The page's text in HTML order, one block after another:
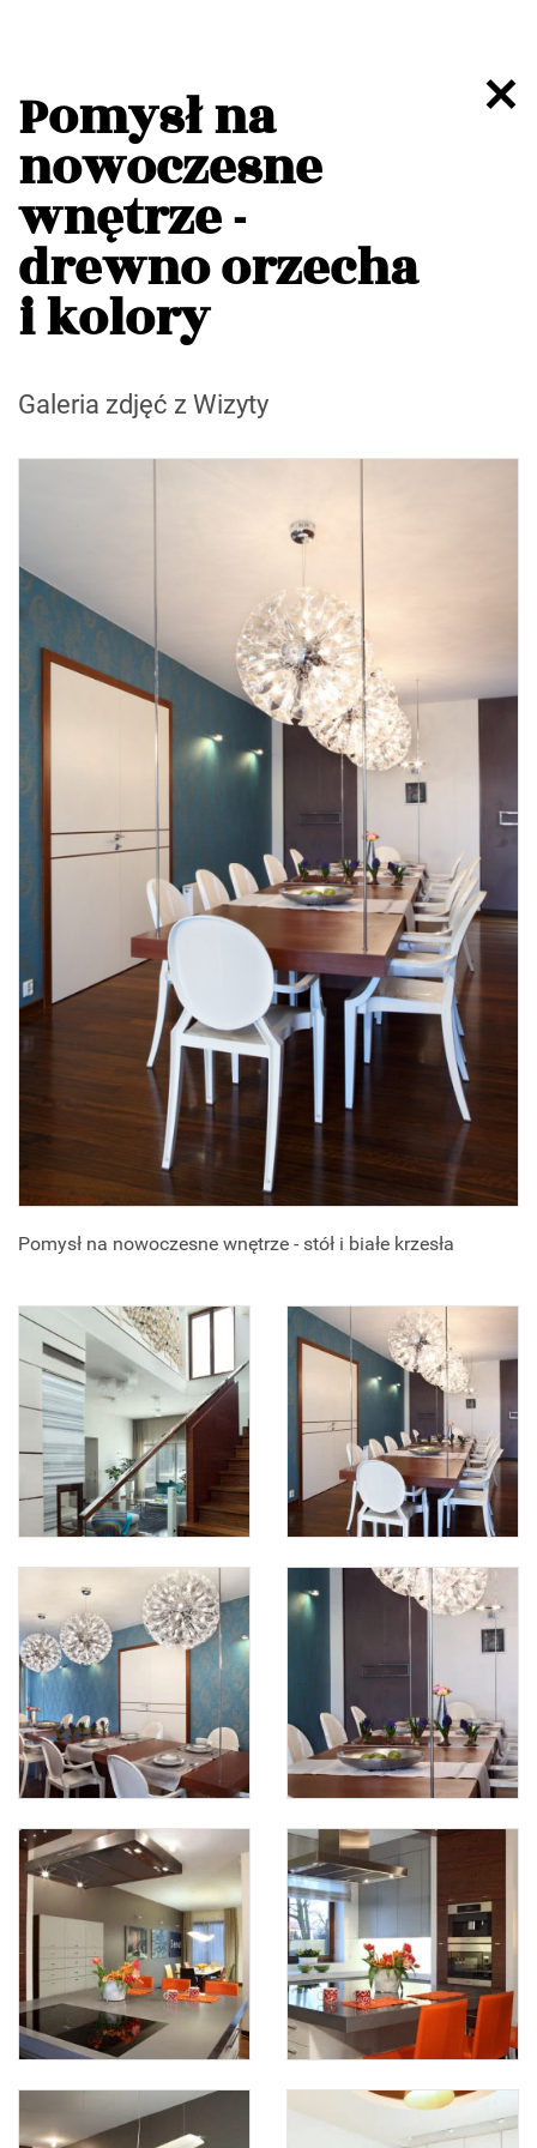
Pomysł na
nowoczesne
wnętrze -
drewno orzecha
i kolory
Galeria zdjęć z Wizyty
Pomysł na nowoczesne wnętrze - stół i białe krzesła